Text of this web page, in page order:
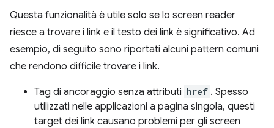
Questa funzionalità è utile solo se lo screen reader
riesce a trovare i link e il testo dei link è significativo. Ad
esempio, di seguito sono riportati alcuni pattern comuni
che rendono difficile trovare i link.
Tag di ancoraggio senza attributi href . Spesso
utilizzati nelle applicazioni a pagina singola, questi
target dei link causano problemi per gli screen